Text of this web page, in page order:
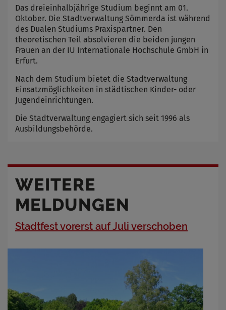
Das dreieinhalbjährige Studium beginnt am 01.
Oktober. Die Stadtverwaltung Sömmerda ist während
des Dualen Studiums Praxispartner. Den
theoretischen Teil absolvieren die beiden jungen
Frauen an der IU Internationale Hochschule GmbH in
Erfurt.
Nach dem Studium bietet die Stadtverwaltung
Einsatzmöglichkeiten in städtischen Kinder- oder
Jugendeinrichtungen.
Die Stadtverwaltung engagiert sich seit 1996 als
Ausbildungsbehörde.
WEITERE
MELDUNGEN
Stadtfest vorerst auf Juli verschoben